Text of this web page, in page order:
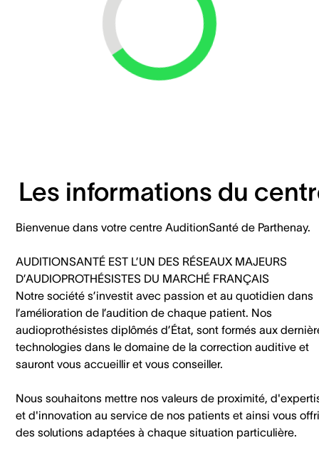
Les informations du
Bienvenue dans votre centre AuditionSanté de Parthenay.
AUDITIONSANTÉ EST L’UN DES RÉSEAUX MAJEURS
D’AUDIOPROTHÉSISTES DU MARCHÉ FRANÇAIS
Notre société s’investit avec passion et au quotidien dans
l’amélioration de l’audition de chaque patient. Nos
audioprothésistes diplômés d’État, sont formés aux
technologies dans le domaine de la correction auditive et
sauront vous accueillir et vous conseiller.
Nous souhaitons mettre nos valeurs de proximité,
et d'innovation au service de nos patients et ainsi vous
des solutions adaptées à chaque situation particulière.